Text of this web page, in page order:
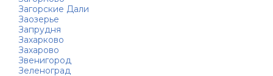
Загорские Дали
Заозерье
Запрудня
Захарково
Захарово
Звенигород
Зеленоград